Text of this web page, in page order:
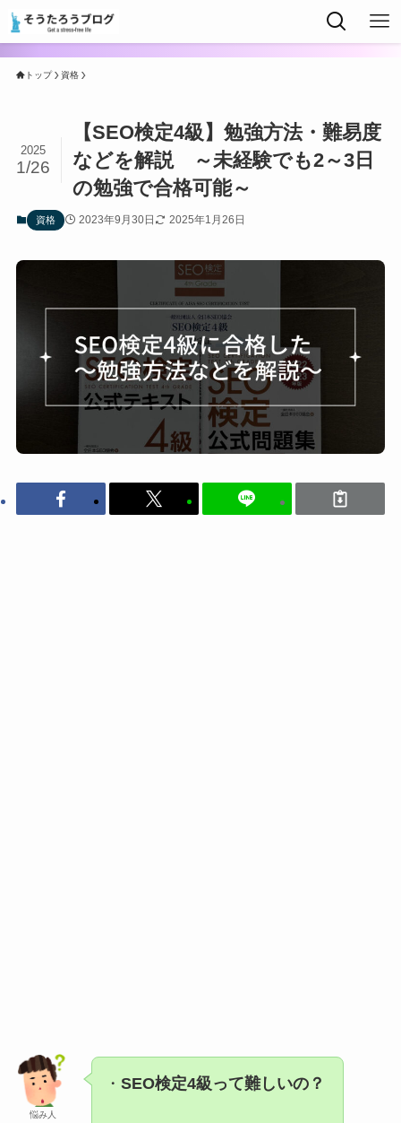
トップ 資格
【SEO検定4級】勉強方法・難易度
などを解説 ～未経験でも2～3日
の勉強で合格可能～
2025
1/26
資格 2023年9月30日 2025年1月26日
悩み人
・SEO検定4級って難しいの？